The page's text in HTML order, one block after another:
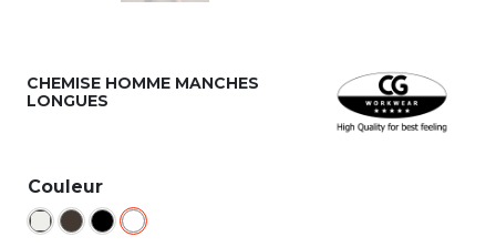
CHEMISE HOMME MANCHES
LONGUES
Couleur